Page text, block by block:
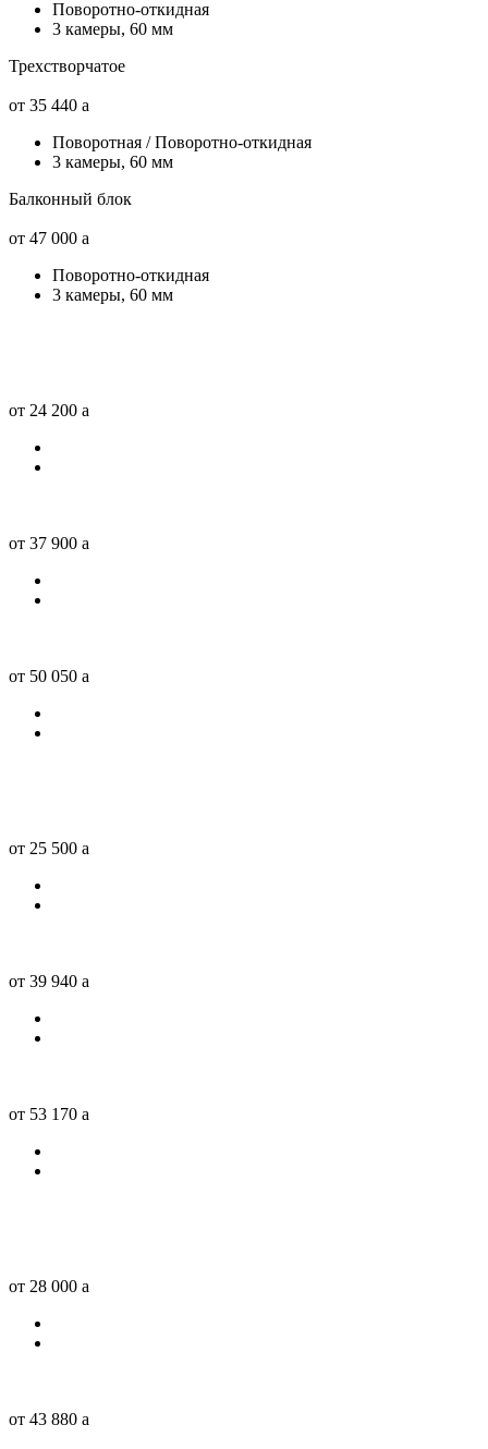
Поворотно-откидная
3 камеры, 60 мм
Трехстворчатое
от 35 440 a
Поворотная / Поворотно-откидная
3 камеры, 60 мм
Балконный блок
от 47 000 a
Поворотно-откидная
3 камеры, 60 мм
от 24 200 a
от 37 900 a
от 50 050 a
от 25 500 a
от 39 940 a
от 53 170 a
от 28 000 a
от 43 880 a